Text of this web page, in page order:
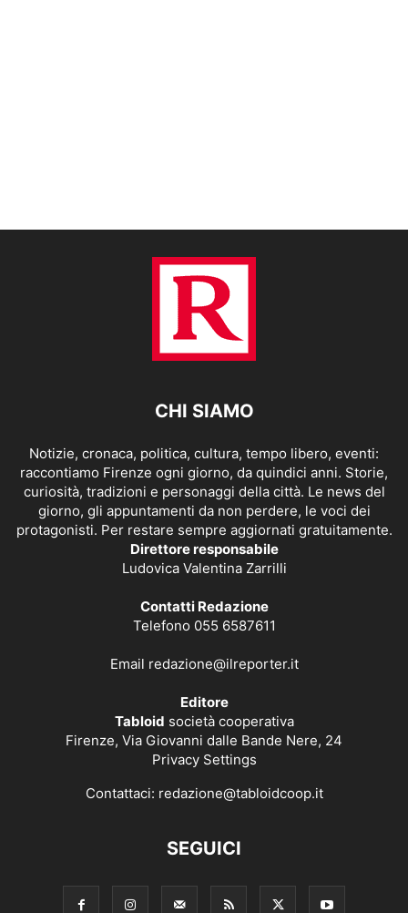
CHI SIAMO
Notizie, cronaca, politica, cultura, tempo libero, eventi:
raccontiamo Firenze ogni giorno, da quindici anni. Storie,
curiosità, tradizioni e personaggi della città. Le news del
giorno, gli appuntamenti da non perdere, le voci dei
protagonisti. Per restare sempre aggiornati gratuitamente.
Direttore responsabile
Ludovica Valentina Zarrilli
Contatti Redazione
Telefono 055 6587611
Email redazione@ilreporter.it
Editore
Tabloid società cooperativa
Firenze, Via Giovanni dalle Bande Nere, 24
Privacy Settings
Contattaci: redazione@tabloidcoop.it
SEGUICI